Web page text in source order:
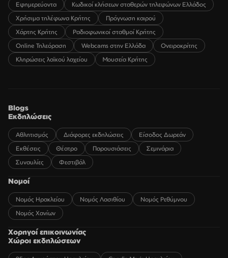
Εφημερεύοντα
Κωδικοί κλήσεων σταθερών τηλεφώνων Ελλάδος
Χρήσιμα τηλέφωνα Κρήτης
Πρόγνωση καιρού
Χάρτης Κρήτης
Ραδιοφωνικοί σταθμοί Κρήτης
Online Τηλεόραση
Webcams στην Ελλάδα
Ονειροκρίτης
Κληρώσεις λαϊκού λαχείου
Μουσεία Κρήτης
Blogs
Εκδηλώσεις
Αθλητισμός Διάφορες εκδηλώσεις
Είσοδος Δωρεάν
Εκθέσεις
Θέατρο Παρουσιάσεις
Σεμινάρια
Συναυλίες
Φεστιβάλ
Νομοί
Νομός Ηρακλείου Νομός Λασιθίου
Νομός Ρεθύμνου
Νομός Χανίων
Χορηγοί επικοινωνίας
Χώροι εκδηλώσεων